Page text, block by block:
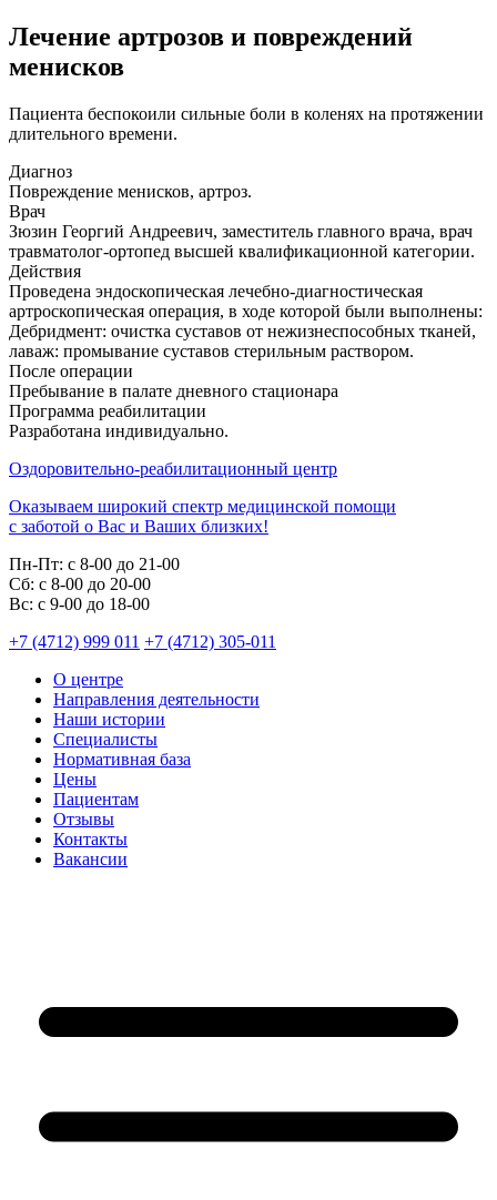
Лечение артрозов и повреждений
менисков
Пациента беспокоили сильные боли в коленях на протяжении
длительного времени.
Диагноз
Повреждение менисков, артроз.
Врач
Зюзин Георгий Андреевич, заместитель главного врача, врач
травматолог-ортопед высшей квалификационной категории.
Действия
Проведена эндоскопическая лечебно-диагностическая
артроскопическая операция, в ходе которой были выполнены:
Дебридмент: очистка суставов от нежизнеспособных тканей,
лаваж: промывание суставов стерильным раствором.
После операции
Пребывание в палате дневного стационара
Программа реабилитации
Разработана индивидуально.
Оздоровительно-реабилитационный центр
Оказываем широкий спектр медицинской помощи
с заботой о Вас и Ваших близких!
Пн-Пт: с 8-00 до 21-00
Cб: с 8-00 до 20-00
Вс: с 9-00 до 18-00
+7 (4712) 999 011 +7 (4712) 305-011
О центре
Направления деятельности
Наши истории
Специалисты
Нормативная база
Цены
Пациентам
Отзывы
Контакты
Вакансии